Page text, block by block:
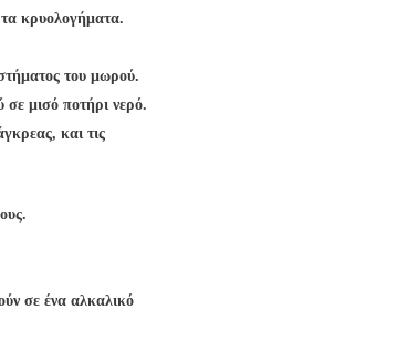
κρυολογήματα.
του μωρού.
σε μισό ποτήρι νερό.
και τις
σε ένα αλκαλικό